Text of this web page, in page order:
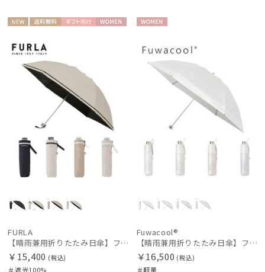
料
FURLA
【晴雨兼用折りたたみ日傘】フルラ (FURLA) ジャガードグログラン 遮光100 遮熱 UV100 軽量
￥15,400 (税込)
＃遮光100%
N
Fuwacool®
【晴雨兼用折りたたみ日傘】フワクール®ホワイト（Fuwacool® White）バイカラー 1級遮光 遮熱 UV99%以上
￥16,500 (税込)
＃軽量